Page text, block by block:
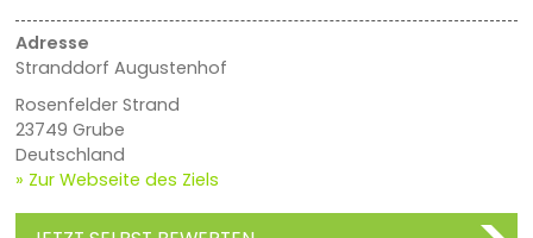
Adresse
Stranddorf Augustenhof
Rosenfelder Strand
23749 Grube
Deutschland
» Zur Webseite des Ziels